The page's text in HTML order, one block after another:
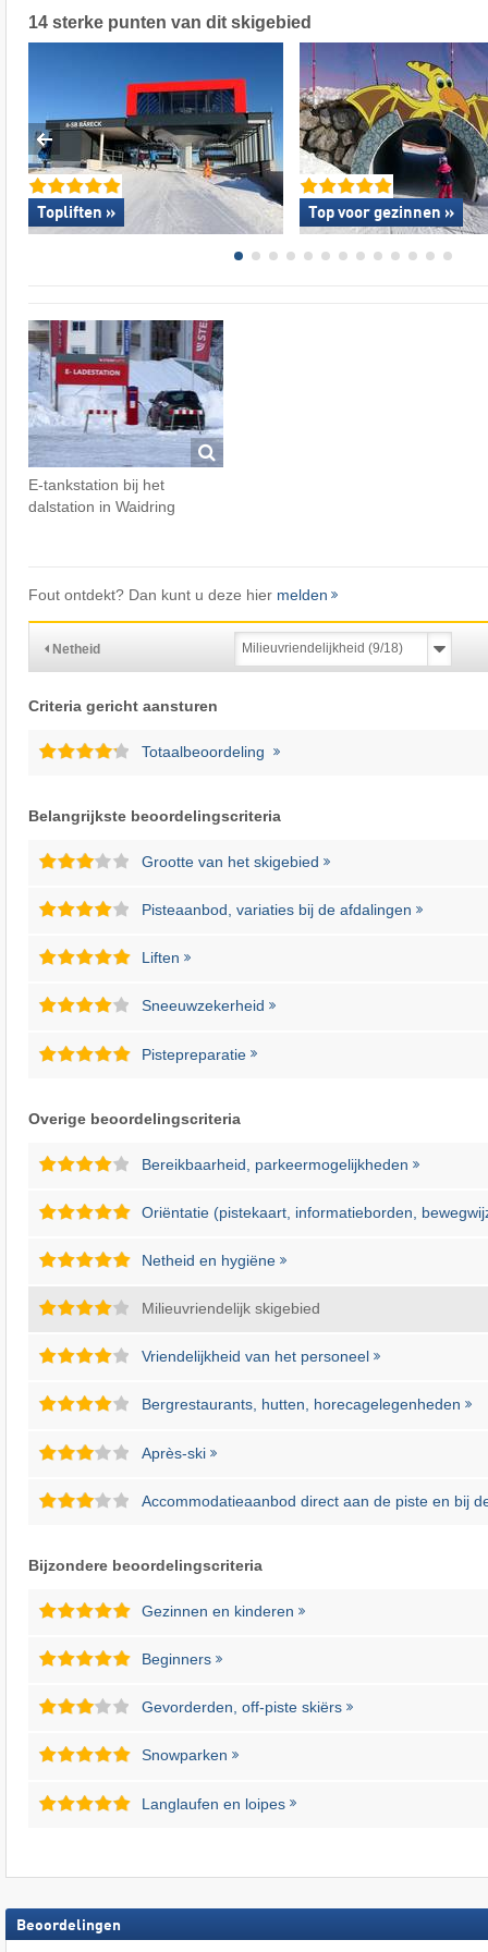
14 sterke punten van dit skigebied
Topliften » Top voor gezinnen »
E-tankstation bij het
dalstation in Waidring
Fout ontdekt? Dan kunt u deze hier melden
Netheid
Criteria gericht aansturen
Totaalbeoordeling
Belangrijkste beoordelingscriteria
Grootte van het skigebied
Pisteaanbod, variaties bij de afdalingen
Liften
Sneeuwzekerheid
Pistepreparatie
Overige beoordelingscriteria
Bereikbaarheid, parkeermogelijkheden
Oriëntatie (pistekaart, informatieborden,
Netheid en hygiëne
Milieuvriendelijk skigebied
Vriendelijkheid van het personeel
Bergrestaurants, hutten, horecagelegenheden
Après-ski
Accommodatieaanbod direct aan de piste en bij
Bijzondere beoordelingscriteria
Gezinnen en kinderen
Beginners
Gevorderden, off-piste skiërs
Snowparken
Langlaufen en loipes
Beoordelingen